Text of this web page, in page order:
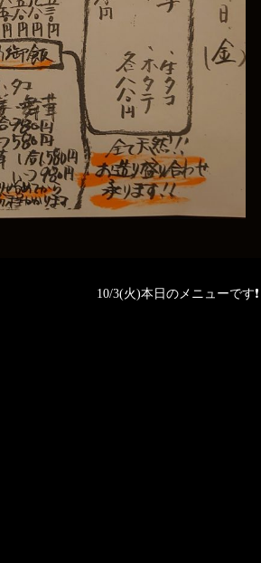
10/3(火)本日のメニューです❗